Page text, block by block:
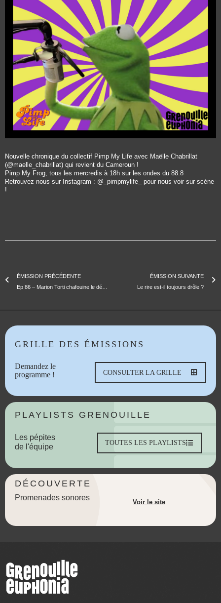
Nouvelle chronique du collectif Pimp My Life avec Maëlle Chabrillat
(@maelle_chabrillat) qui revient du Cameroun !
Pimp My Frog, tous les mercredis à 18h sur les ondes du 88.8
Retrouvez nous sur Instagram : @_pimpmylife_ pour nous voir sur scène
!
ÉMISSION PRÉCÉDENTE
ÉMISSION SUIVANTE
Le rire est-il toujours drôle ?
GRILLE DES ÉMISSIONS
Demandez le
programme !
CONSULTER LA GRILLE
PLAYLISTS GRENOUILLE
Les pépites
de l'équipe
TOUTES LES PLAYLISTS
DÉCOUVERTE
Promenades sonores
Voir le site